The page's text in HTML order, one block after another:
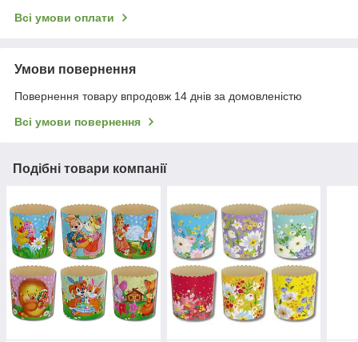
Всі умови оплати
Умови повернення
Повернення товару впродовж 14 днів за домовленістю
Всі умови повернення
Подібні товари компанії